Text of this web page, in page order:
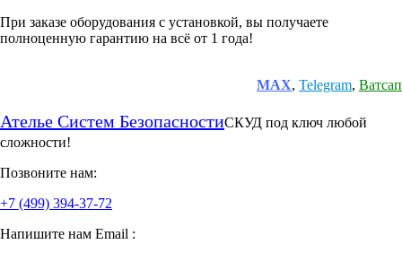
Перейти
к
При заказе оборудования с установкой, вы получаете
полноценную гарантию на всё от 1 года!
MAX, Telegram, Ватсап
Ателье Систем БезопасностиСКУД под ключ любой
сложности!
Позвоните нам:
+7 (499) 394-37-72
Напишите нам Email :